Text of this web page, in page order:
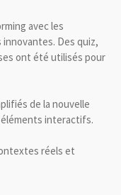
avec les
Des quiz,
ont été utilisés pour
de la nouvelle
interactifs.
réels et